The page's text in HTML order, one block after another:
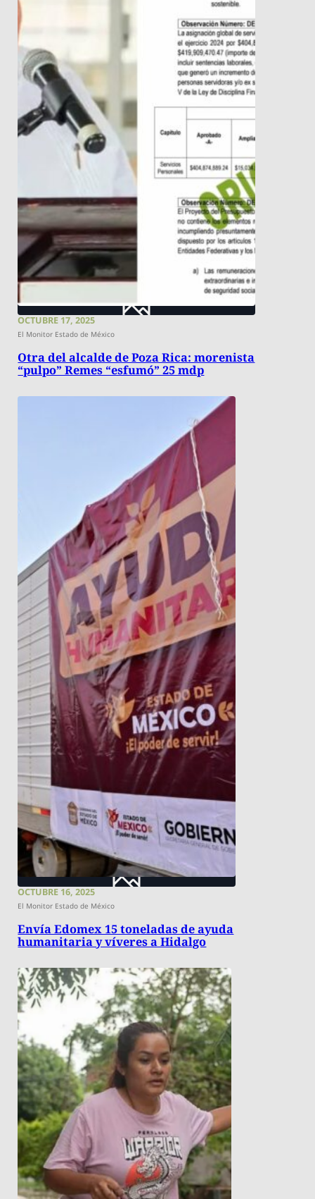
OCTUBRE 17, 2025
El Monitor Estado de México
Otra del alcalde de Poza Rica: morenista
“pulpo” Remes “esfumó” 25 mdp
OCTUBRE 16, 2025
El Monitor Estado de México
Envía Edomex 15 toneladas de ayuda
humanitaria y víveres a Hidalgo